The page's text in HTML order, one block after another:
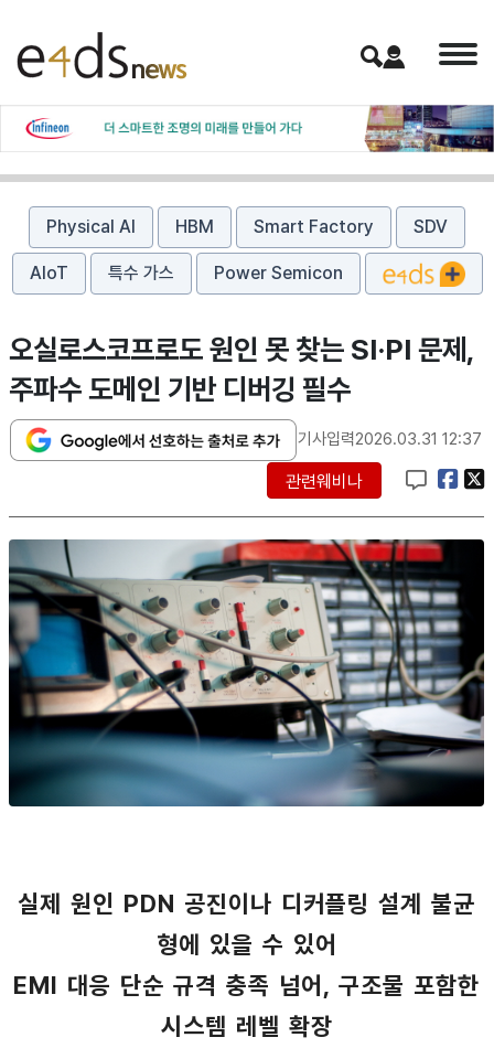
Physical AI HBM Smart Factory SDV
AIoT 특수 가스 Power Semicon
오실로스코프로도 원인 못 찾는 SI·PI 문제,
주파수 도메인 기반 디버깅 필수
기사입력2026.03.31 12:37
관련웨비나
실제 원인 PDN 공진이나 디커플링 설계 불균
형에 있을 수 있어
EMI 대응 단순 규격 충족 넘어, 구조물 포함한
시스템 레벨 확장